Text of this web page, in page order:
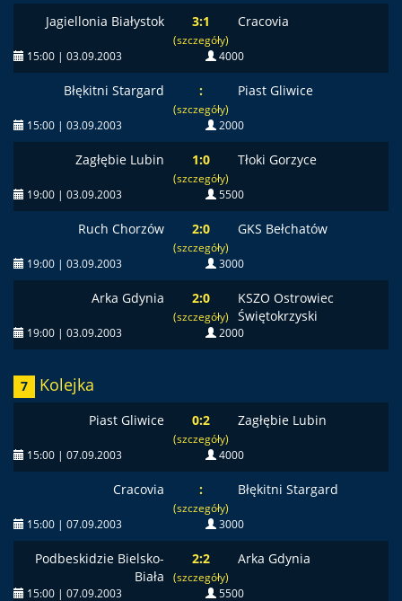
Jagiellonia Białystok 3:1
(szczegóły)
Cracovia
15:00 | 03.09.2003 4000
Błękitni Stargard :
(szczegóły)
Piast Gliwice
15:00 | 03.09.2003 2000
Zagłębie Lubin 1:0
(szczegóły)
Tłoki Gorzyce
19:00 | 03.09.2003 5500
Ruch Chorzów 2:0
(szczegóły)
GKS Bełchatów
19:00 | 03.09.2003 3000
Arka Gdynia 2:0
(szczegóły)
KSZO Ostrowiec
Świętokrzyski
19:00 | 03.09.2003 2000
7 Kolejka
Piast Gliwice 0:2
(szczegóły)
Zagłębie Lubin
15:00 | 07.09.2003 4000
Cracovia :
(szczegóły)
Błękitni Stargard
15:00 | 07.09.2003 3000
Podbeskidzie Bielsko-
Biała
2:2
(szczegóły)
Arka Gdynia
15:00 | 07.09.2003 5500